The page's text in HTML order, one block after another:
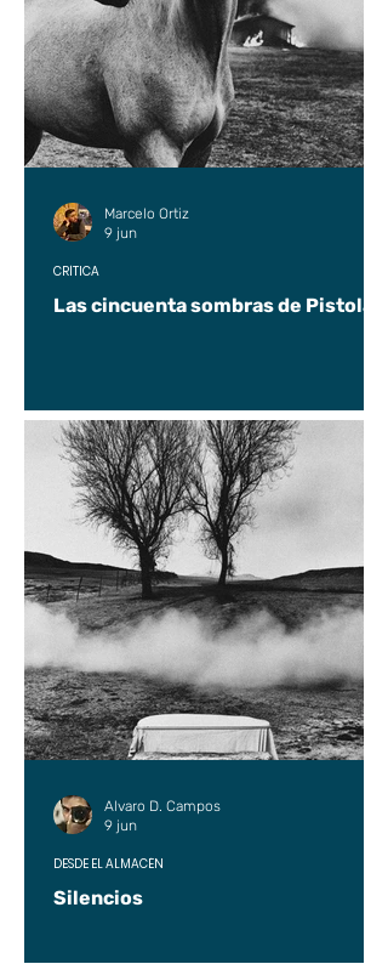
Las cincuenta sombras de Pistolas
CRÍTICA
Marcelo Ortiz
9 jun
Silencios
DESDE EL ALMACÉN
Alvaro D. Campos
9 jun